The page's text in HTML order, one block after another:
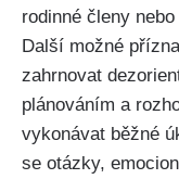
rodinné členy
Další možné
zahrnovat
plánováním a
vykonávat běžné
se otázky,